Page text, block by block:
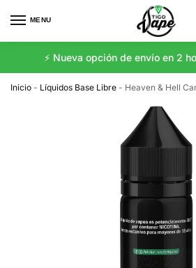
MENU
⚡️ Nueva opción de envío en 2
Inicio - Líquidos Base Libre - Heaven & Hell